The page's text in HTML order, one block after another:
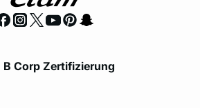
B Corp Zertifizierung